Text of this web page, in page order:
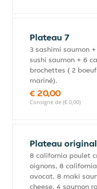
Plateau 7
3 sashimi saumon
sushi saumon + 6
brochettes ( 2
mariné).
€ 20,00
Consigne de (€ 0,00)
Plateau
8 california poulet
oignons, 8
avocat, 8 maki
cheese, 4 saumon